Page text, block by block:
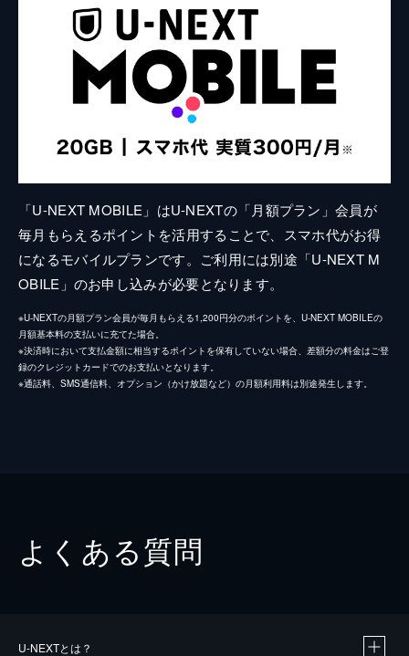
「U-NEXT MOBILE」はU-NEXTの「月額プラン」会員が
毎月もらえるポイントを活用することで、スマホ代がお得
になるモバイルプランです。ご利用には別途「U-NEXT M
OBILE」のお申し込みが必要となります。
※U-NEXTの月額プラン会員が毎月もらえる1,200円分のポイントを、U-NEXT MOBILEの
月額基本料の支払いに充てた場合。
※決済時において支払金額に相当するポイントを保有していない場合、差額分の料金はご登
録のクレジットカードでのお支払いとなります。
※通話料、SMS通信料、オプション（かけ放題など）の月額利用料は別途発生します。
よくある質問
U-NEXTとは？